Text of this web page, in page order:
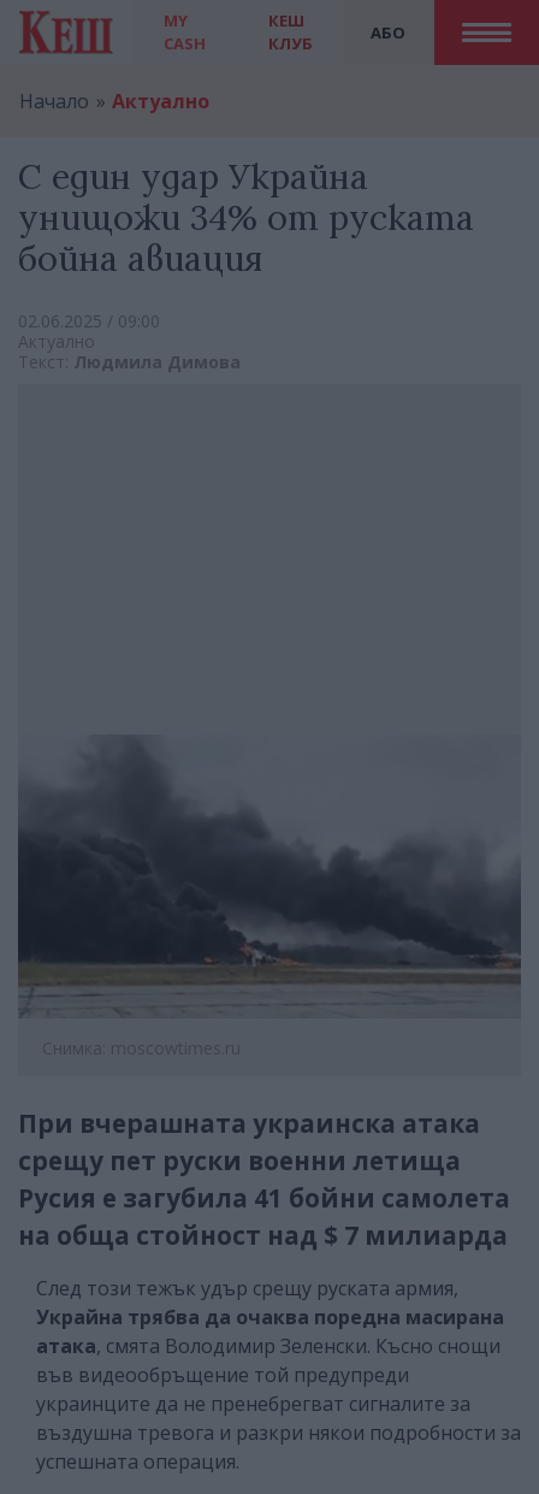
MY
CASH
АБО
КЕШ
КЛУБ
Начало Актуално
С един удар Украйна
унищожи 34% от руската
бойна авиация
02.06.2025 / 09:00
Актуално
Текст: Людмила Димова
Снимка: moscowtimes.ru
При вчерашната украинска атака
срещу пет руски военни летища
Русия е загубила 41 бойни самолета
на обща стойност над $ 7 милиарда
След този тежък удър срещу руската армия,
Украйна трябва да очаква поредна масирана
атака, смята Володимир Зеленски. Късно снощи
във видеообръщение той предупреди
украинците да не пренебрегват сигналите за
въздушна тревога и разкри някои подробности за
успешната операция.